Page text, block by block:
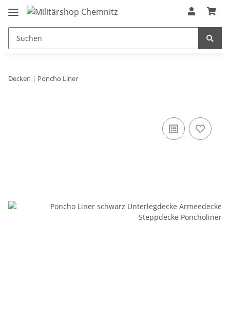
Decken | Poncho Liner